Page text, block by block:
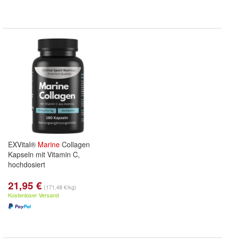
EXVital® Marine Collagen
Kapseln mit Vitamin C,
hochdosiert
21,95 € (171,48 €/kg)
Kostenloser Versand